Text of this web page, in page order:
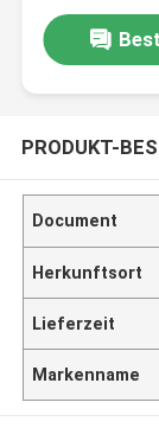
PRODUKT-
Document
Herkunftsort
Lieferzeit
Markenname